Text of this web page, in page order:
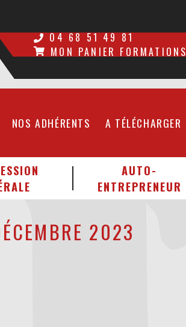
04 68 51 49 81
MON PANIER FORMATIONS
NOS ADHÉRENTS A TÉLÉCHARGER
AUTO-
ENTREPRENEUR
2023